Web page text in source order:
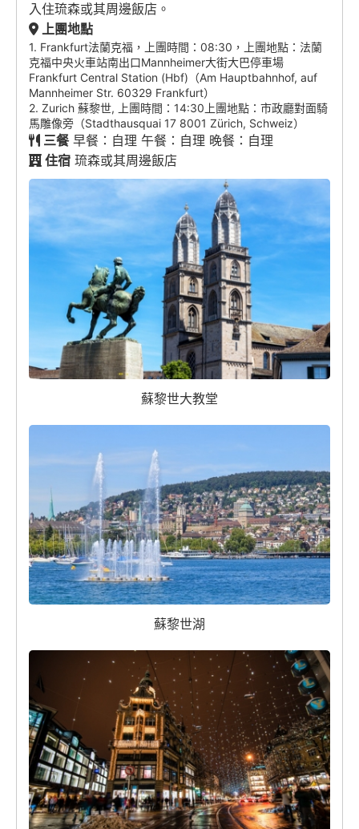
入住琉森或其周邊飯店。
上團地點
1. Frankfurt法蘭克福，上團時間：08:30，上團地點：法蘭
克福中央火車站南出口Mannheimer大街大巴停車場
Frankfurt Central Station (Hbf)（Am Hauptbahnhof, auf
Mannheimer Str. 60329 Frankfurt）
2. Zurich 蘇黎世, 上團時間：14:30上團地點：市政廳對面騎
馬雕像旁（Stadthausquai 17 8001 Zürich, Schweiz）
三餐早餐：自理 午餐：自理 晚餐：自理
住宿 琉森或其周邊飯店
蘇黎世大教堂
蘇黎世湖